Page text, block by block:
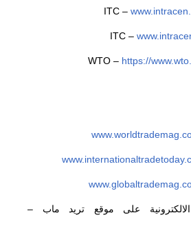
https://
على موقع تريد ماب –